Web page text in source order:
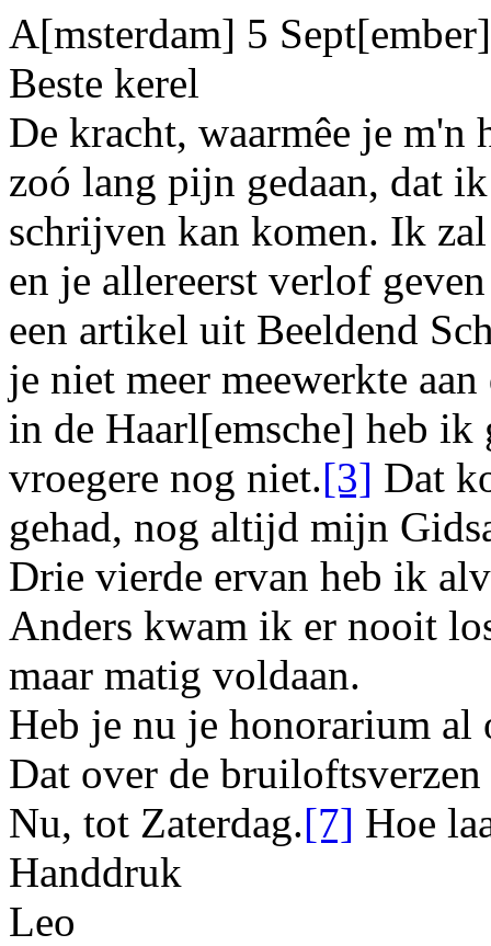
A[msterdam] 5 Sept[ember]
Beste kerel
De kracht, waarmêe je m'n
zoó lang pijn gedaan, dat
schrijven kan komen. Ik
en je allereerst verlof
een artikel uit Beeldend
je niet meer meewerkte
in de Haarl[emsche] heb ik
vroegere nog niet.[3] Dat
gehad, nog altijd mijn
Drie vierde ervan heb ik
Anders kwam ik er nooit
maar matig voldaan.
Heb je nu je honorarium al
Dat over de bruiloftsverzen
Nu, tot Zaterdag.[7] Hoe
Handdruk
Leo